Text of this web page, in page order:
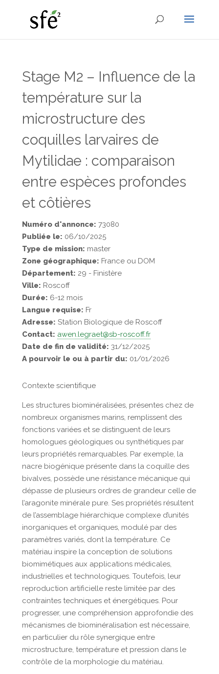
Stage M2 – Influence de la
température sur la
microstructure des
coquilles larvaires de
Mytilidae : comparaison
entre espèces profondes
et côtières
Numéro d'annonce: 73080
Publiée le: 06/10/2025
Type de mission: master
Zone géographique: France ou DOM
Département: 29 - Finistère
Ville: Roscoff
Durée: 6-12 mois
Langue requise: Fr
Adresse: Station Biologique de Roscoff
Contact: awen.legraet@sb-roscoff.fr
Date de fin de validité: 31/12/2025
A pourvoir le ou à partir du: 01/01/2026
Contexte scientifique
Les structures biominéralisées, présentes chez de
nombreux organismes marins, remplissent des
fonctions variées et se distinguent de leurs
homologues géologiques ou synthétiques par
leurs propriétés remarquables. Par exemple, la
nacre biogénique présente dans la coquille des
bivalves, possède une résistance mécanique qui
dépasse de plusieurs ordres de grandeur celle de
l’aragonite minérale pure. Ses propriétés résultent
de l’assemblage hiérarchique complexe d’unités
inorganiques et organiques, modulé par des
paramètres variés, dont la température. Ce
matériau inspire la conception de solutions
biomimétiques aux applications médicales,
industrielles et technologiques. Toutefois, leur
reproduction artificielle reste limitée par des
contraintes techniques et énergétiques. Pour
progresser, une compréhension approfondie des
mécanismes de biominéralisation est nécessaire,
en particulier du rôle synergique entre
microstructure, température et pression dans le
contrôle de la morphologie du matériau.